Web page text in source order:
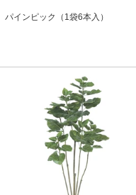
パインピック（1袋6本入）